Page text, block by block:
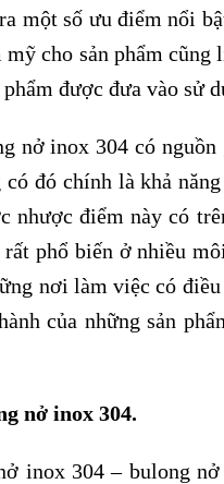
một số ưu điểm nổi
cho sản phẩm
được đưa vào sử
nở inox 304 có
đó chính là khả
nhược điểm này có
phổ biến ở nhiều
nơi làm việc có
của những sản
nở inox 304.
inox 304 – bulong